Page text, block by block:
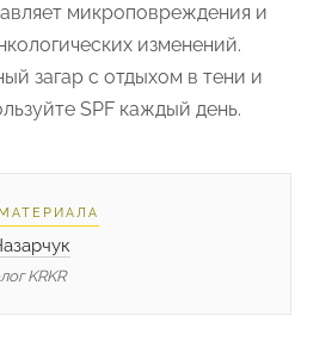
микроповреждения и
изменений.
загар с отдыхом в тени и
SPF каждый день.
KRKR